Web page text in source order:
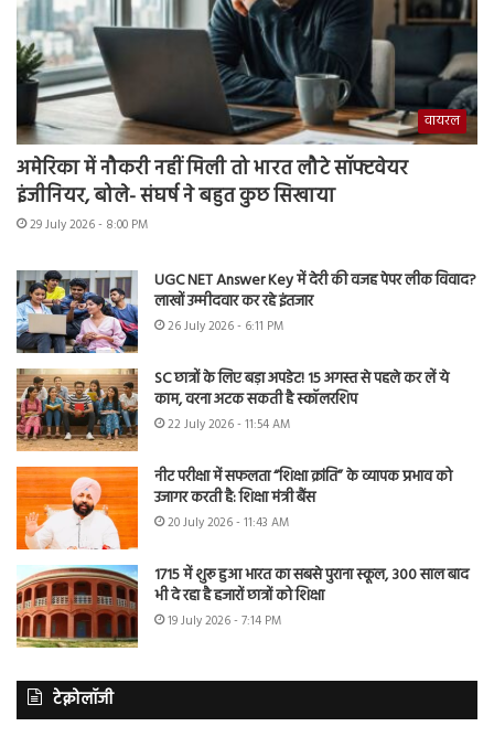
वायरल
अमेरिका में नौकरी नहीं मिली तो भारत लौटे सॉफ्टवेयर
इंजीनियर, बोले- संघर्ष ने बहुत कुछ सिखाया
29 July 2026 - 8:00 PM
UGC NET Answer Key में देरी की वजह पेपर लीक विवाद?
लाखों उम्मीदवार कर रहे इंतजार
26 July 2026 - 6:11 PM
SC छात्रों के लिए बड़ा अपडेट! 15 अगस्त से पहले कर लें ये
काम, वरना अटक सकती है स्कॉलरशिप
22 July 2026 - 11:54 AM
नीट परीक्षा में सफलता “शिक्षा क्रांति” के व्यापक प्रभाव को
उजागर करती है: शिक्षा मंत्री बैंस
20 July 2026 - 11:43 AM
1715 में शुरू हुआ भारत का सबसे पुराना स्कूल, 300 साल बाद
भी दे रहा है हजारों छात्रों को शिक्षा
19 July 2026 - 7:14 PM
टेक्नोलॉजी